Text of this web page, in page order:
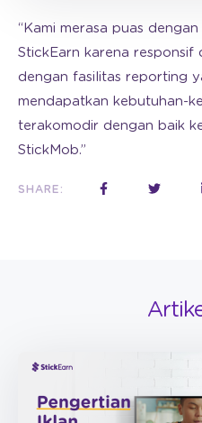
“Kami merasa puas
StickEarn karena responsif
dengan fasilitas reporting
mendapatkan kebutuhan-
terakomodir dengan baik
StickMob.”
SHARE: